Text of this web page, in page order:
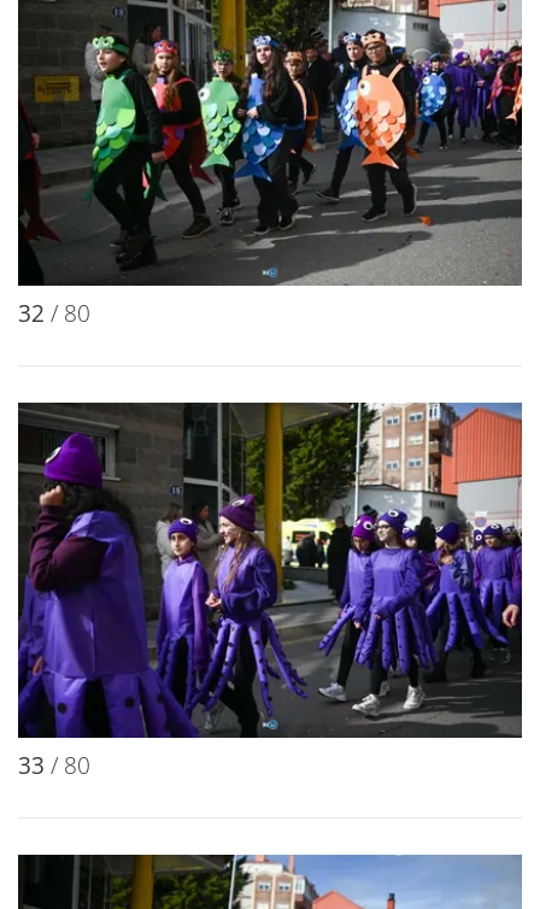
32 / 80
33 / 80